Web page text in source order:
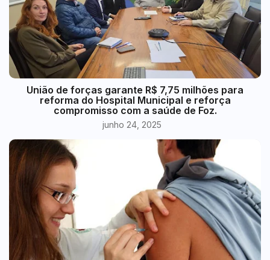
União de forças garante R$ 7,75 milhões para
reforma do Hospital Municipal e reforça
compromisso com a saúde de Foz.
junho 24, 2025